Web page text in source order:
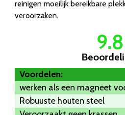
reinigen moeilijk bereikbare
veroorzaken.
9.8
Voordelen:
werken als een magneet
Robuuste houten steel